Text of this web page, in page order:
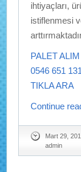
ihtiyaçları,
istiflenmesi
PALET
0546 651
TIKLA ARA
Continue
Mart 29,
admin